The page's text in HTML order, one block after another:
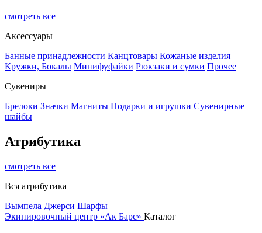
смотреть все
Аксессуары
Банные принадлежности Канцтовары Кожаные изделия
Кружки, Бокалы Минифуфайки Рюкзаки и сумки Прочее
Сувениры
Брелоки Значки Магниты Подарки и игрушки Сувенирные
шайбы
Атрибутика
смотреть все
Вся атрибутика
Вымпела Джерси Шарфы
Экипировочный центр «Ак Барс» Каталог